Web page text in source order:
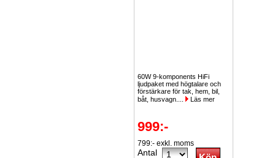
60W 9-komponents HiFi
ljudpaket med högtalare och
förstärkare för tak, hem, bil,
båt, husvagn....
Läs mer
999:-
799:- exkl. moms
Antal